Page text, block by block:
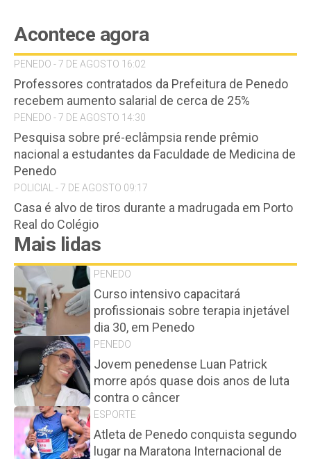
Acontece agora
PENEDO - 7 DE AGOSTO 16:02
Professores contratados da Prefeitura de Penedo
recebem aumento salarial de cerca de 25%
PENEDO - 7 DE AGOSTO 14:30
Pesquisa sobre pré-eclâmpsia rende prêmio
nacional a estudantes da Faculdade de Medicina de
Penedo
POLICIAL - 7 DE AGOSTO 09:17
Casa é alvo de tiros durante a madrugada em Porto
Real do Colégio
Mais lidas
PENEDO
Curso intensivo capacitará
profissionais sobre terapia injetável
dia 30, em Penedo
PENEDO
Jovem penedense Luan Patrick
morre após quase dois anos de luta
contra o câncer
ESPORTE
Atleta de Penedo conquista segundo
lugar na Maratona Internacional de